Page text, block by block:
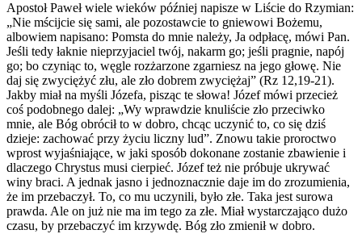
Apostoł Paweł wiele wieków później napisze w Liście do Rzymian:
„Nie mścijcie się sami, ale pozostawcie to gniewowi Bożemu,
albowiem napisano: Pomsta do mnie należy, Ja odpłacę, mówi Pan.
Jeśli tedy łaknie nieprzyjaciel twój, nakarm go; jeśli pragnie, napój
go; bo czyniąc to, węgle rozżarzone zgarniesz na jego głowę. Nie
daj się zwyciężyć złu, ale zło dobrem zwyciężaj” (Rz 12,19-21).
Jakby miał na myśli Józefa, pisząc te słowa! Józef mówi przecież
coś podobnego dalej: „Wy wprawdzie knuliście zło przeciwko
mnie, ale Bóg obrócił to w dobro, chcąc uczynić to, co się dziś
dzieje: zachować przy życiu liczny lud”. Znowu takie proroctwo
wprost wyjaśniające, w jaki sposób dokonane zostanie zbawienie i
dlaczego Chrystus musi cierpieć. Józef też nie próbuje ukrywać
winy braci. A jednak jasno i jednoznacznie daje im do zrozumienia,
że im przebaczył. To, co mu uczynili, było złe. Taka jest surowa
prawda. Ale on już nie ma im tego za złe. Miał wystarczająco dużo
czasu, by przebaczyć im krzywdę. Bóg zło zmienił w dobro.